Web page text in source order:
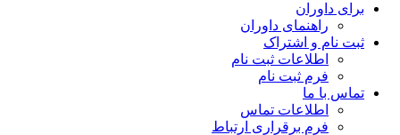
برای داوران
راهنمای داوران
ثبت نام و اشتراک
اطلاعات ثبت نام
فرم ثبت نام
تماس با ما
اطلاعات تماس
فرم برقراری ارتباط